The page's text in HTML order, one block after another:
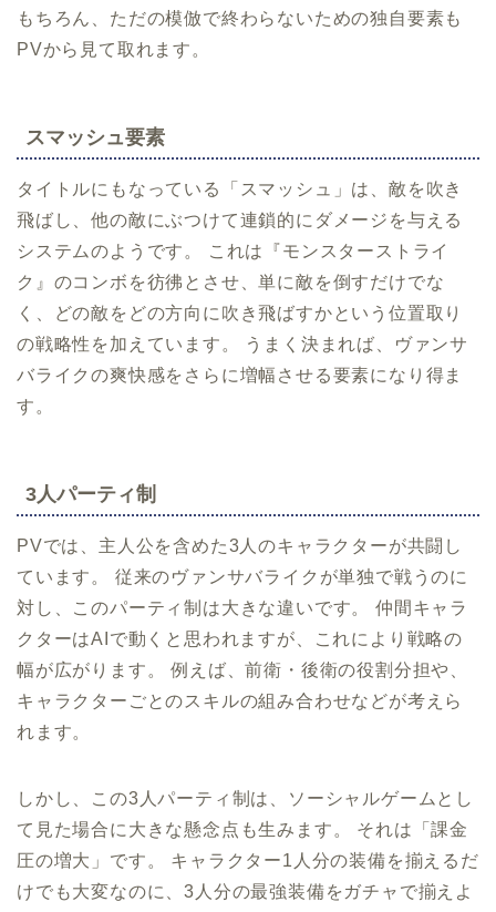
もちろん、ただの模倣で終わらないための独自要素も
PVから見て取れます。
スマッシュ要素
タイトルにもなっている「スマッシュ」は、敵を吹き
飛ばし、他の敵にぶつけて連鎖的にダメージを与える
システムのようです。 これは『モンスターストライ
ク』のコンボを彷彿とさせ、単に敵を倒すだけでな
く、どの敵をどの方向に吹き飛ばすかという位置取り
の戦略性を加えています。 うまく決まれば、ヴァンサ
バライクの爽快感をさらに増幅させる要素になり得ま
す。
3人パーティ制
PVでは、主人公を含めた3人のキャラクターが共闘し
ています。 従来のヴァンサバライクが単独で戦うのに
対し、このパーティ制は大きな違いです。 仲間キャラ
クターはAIで動くと思われますが、これにより戦略の
幅が広がります。 例えば、前衛・後衛の役割分担や、
キャラクターごとのスキルの組み合わせなどが考えら
れます。
しかし、この3人パーティ制は、ソーシャルゲームとし
て見た場合に大きな懸念点も生みます。 それは「課金
圧の増大」です。 キャラクター1人分の装備を揃えるだ
けでも大変なのに、3人分の最強装備をガチャで揃えよ